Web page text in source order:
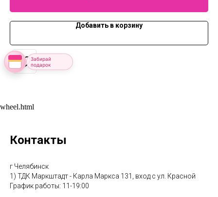
Добавить в корзину
wheel.html
Забирай
подарок
Контакты
г Челябинск
1) ТДК Маркштадт - Карла Маркса 131, вход с ул. Красной
График работы: 11-19:00